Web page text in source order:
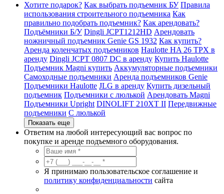
Хотите подарок? Как выбрать подъемник БУ Правила
использования строительного подъемника Как
правильно подобрать подъемник? Как арендовать?
Подъёмники Б/У Dingli JCPT1212HD Арендовать
ножничный подъемник Genie GS 1932 Как купить?
Аренда коленчатых подъемников Haulotte HA 26 TPX в
аренду Dingli JCPT 0807 DC в аренду Купить Haulotte
Подъемник Magni купить Аккумуляторные подъемники
Самоходные подъемники Аренда подъемников Genie
Подъемники Haulotte JLG в аренду Купить дизельный
подъемник Подъемники с люлькой Арендовать Magni
Подъемники Upright DINOLIFT 210XT II Передвижные
подъемники С люлькой
Показать еще
Ответим на любой интересующий вас вопрос по
покупке и аренде подъемного оборудования.
Я принимаю пользовательское соглашение и
политику конфиденциальности сайта